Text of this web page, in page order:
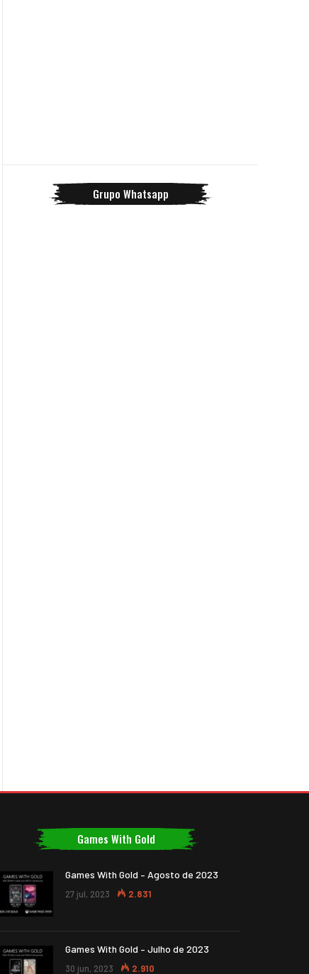
Grupo Whatsapp
Games With Gold
Games With Gold – Agosto de 2023
27 jul, 2023 2.831
Games With Gold – Julho de 2023
30 jun, 2023 2.910